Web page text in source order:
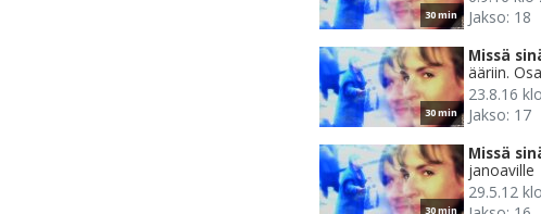
30 min
Jakso: 18
30 min
Missä
ääriin.
23.8.16
Jakso: 17
30 min
Missä
janoaville
29.5.12